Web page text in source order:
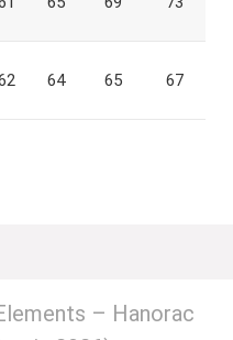
64 65 67
– Hanorac